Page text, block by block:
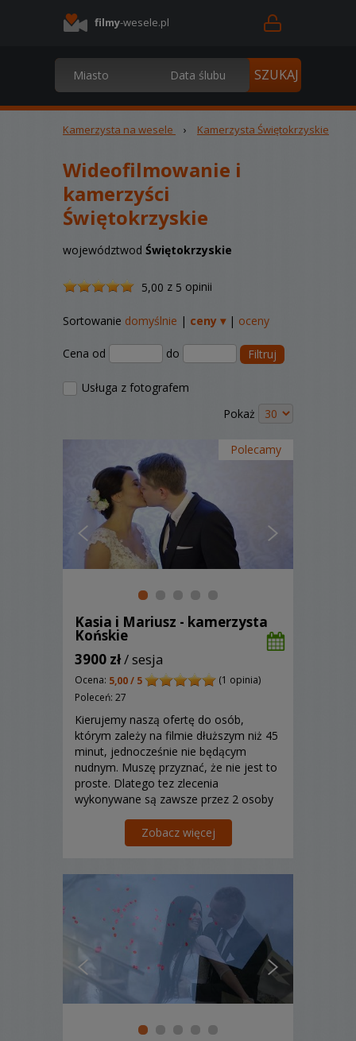
filmy-wesele.pl
Kamerzysta na wesele › Kamerzysta Świętokrzyskie
Wideofilmowanie i
kamerzyści
Świętokrzyskie
województwod Świętokrzyskie
5,00 /z 5 opinii
Sortowanie domyślnie | ceny ▾| oceny
Cena od do Filtruj
Usługa z fotografem
Pokaż
Polecamy
Kasia i Mariusz - kamerzysta
Końskie
3900 zł/ sesja
Ocena: 5,00 / 5
(1 opinia)
Poleceń: 27
Kierujemy naszą ofertę do osób,
którym zależy na filmie dłuższym niż 45
minut, jednocześnie nie będącym
nudnym. Muszę przyznać, że nie jest to
proste. Dlatego tez zlecenia
wykonywane są zawsze przez 2 osoby
aparatów/bezlusterkowców, co
sprawie, że często nie mamy czasu
Zobacz więcej